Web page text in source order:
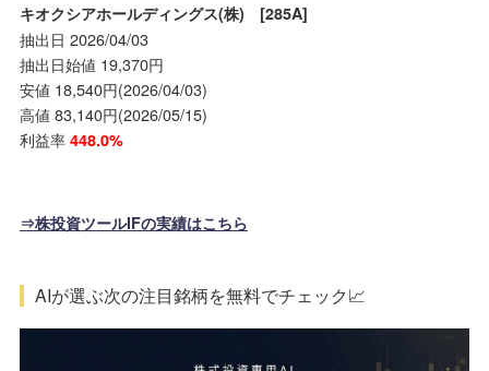
キオクシアホールディングス(株) [285A]
抽出日 2026/04/03
抽出日始値 19,370円
安値 18,540円(2026/04/03)
高値 83,140円(2026/05/15)
利益率 448.0%
⇒株投資ツールIFの実績はこちら
AIが選ぶ次の注目銘柄を無料でチェック📈